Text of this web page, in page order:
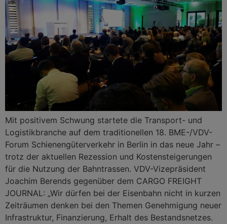
Mit positivem Schwung startete die Transport- und
Logistikbranche auf dem traditionellen 18. BME-/VDV-
Forum Schienengüterverkehr in Berlin in das neue Jahr –
trotz der aktuellen Rezession und Kostensteigerungen
für die Nutzung der Bahntrassen. VDV-Vizepräsident
Joachim Berends gegenüber dem CARGO FREIGHT
JOURNAL: „Wir dürfen bei der Eisenbahn nicht in kurzen
Zeiträumen denken bei den Themen Genehmigung neuer
Infrastruktur, Finanzierung, Erhalt des Bestandsnetzes.